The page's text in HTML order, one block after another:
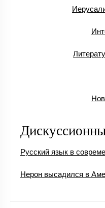
Русский язык в
Нерон высадился в